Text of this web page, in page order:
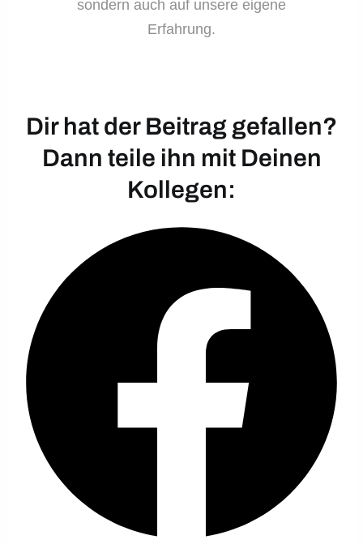
sondern auch auf unsere eigene
Erfahrung.
Dir hat der Beitrag gefallen?
Dann teile ihn mit Deinen
Kollegen: